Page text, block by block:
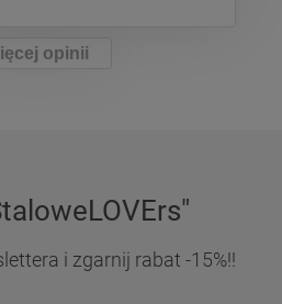
opinii
i zgarnij rabat -15%!!